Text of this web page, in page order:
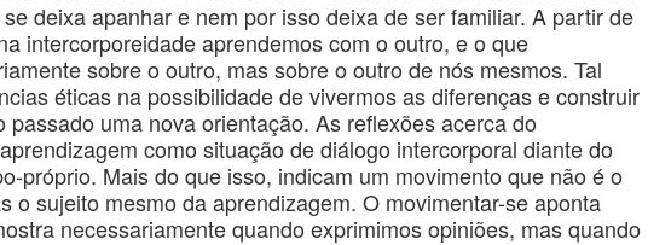
deixa apanhar e nem por isso deixa de ser familiar. A partir de
intercorporeidade aprendemos com o outro, e o que
sobre o outro, mas sobre o outro de nós mesmos. Tal
éticas na possibilidade de vivermos as diferenças e construir
uma nova orientação. As reflexões acerca do
como situação de diálogo intercorporal diante do
próprio. Mais do que isso, indicam um movimento que não é o
o sujeito mesmo da aprendizagem. O movimentar-se aponta
necessariamente quando exprimimos opiniões, mas quando